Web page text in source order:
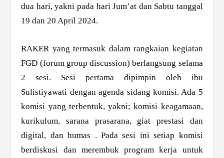
dua hari, yakni pada hari Jum’at dan Sabtu tanggal
19 dan 20 April 2024.
RAKER yang termasuk dalam rangkaian kegiatan
FGD (forum group discussion) berlangsung selama
2 sesi. Sesi pertama dipimpin oleh ibu
Sulistiyawati dengan agenda sidang komisi. Ada 5
komisi yang terbentuk, yakni; komisi keagamaan,
kurikulum, sarana prasarana, giat prestasi dan
digital, dan humas . Pada sesi ini setiap komisi
berdiskusi dan merembuk program kerja untuk